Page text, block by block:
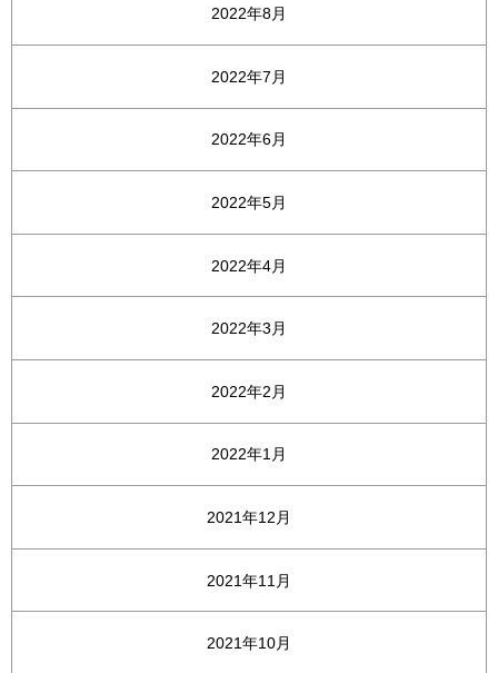
2022年8月
2022年7月
2022年6月
2022年5月
2022年4月
2022年3月
2022年2月
2022年1月
2021年12月
2021年11月
2021年10月